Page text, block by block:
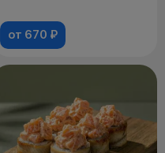
от 670 ₽